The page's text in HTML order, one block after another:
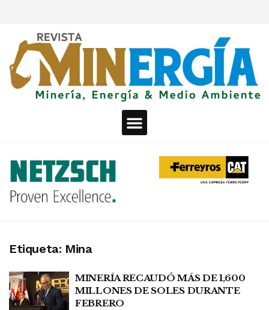
Etiqueta: Mina
MINERÍA RECAUDÓ MÁS DE 1,600
MILLONES DE SOLES DURANTE
FEBRERO